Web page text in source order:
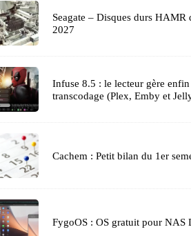
Seagate – Disques durs HAMR
2027
Infuse 8.5 : le lecteur gère enfin
transcodage (Plex, Emby et
Cachem : Petit bilan du 1er
FygoOS : OS gratuit pour